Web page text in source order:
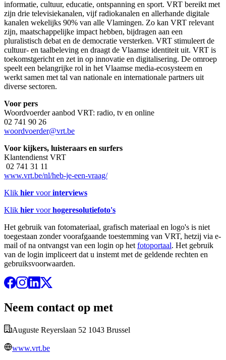
informatie, cultuur, educatie, ontspanning en sport. VRT bereikt met
zijn drie televisiekanalen, vijf radiokanalen en allerhande digitale
kanalen wekelijks 90% van alle Vlamingen. Zo kan VRT relevant
zijn, maatschappelijke impact hebben, bijdragen aan een
pluralistisch debat en de democratie versterken. VRT stimuleert de
cultuur- en taalbeleving en draagt de Vlaamse identiteit uit. VRT is
toekomstgericht en zet in op innovatie en digitalisering. De omroep
speelt een belangrijke rol in het Vlaamse media-ecosysteem en
werkt samen met tal van nationale en internationale partners uit
diverse sectoren.
Voor pers
Woordvoerder aanbod VRT: radio, tv en online
02 741 90 26
woordvoerder@vrt.be
Voor kijkers, luisteraars en surfers
Klantendienst VRT
02 741 31 11
www.vrt.be/nl/heb-je-een-vraag/
Klik hier voorinterviews
Klik hier voorhogeresolutiefoto's
Het gebruik van fotomateriaal, grafisch materiaal en logo's is niet
toegestaan zonder voorafgaande toestemming van VRT, hetzij via e-
mail of na ontvangst van een login op het fotoportaal. Het gebruik
van de login impliceert dat u instemt met de geldende rechten en
gebruiksvoorwaarden.
Neem contact op met
Auguste Reyerslaan 52 1043 Brussel
www.vrt.be